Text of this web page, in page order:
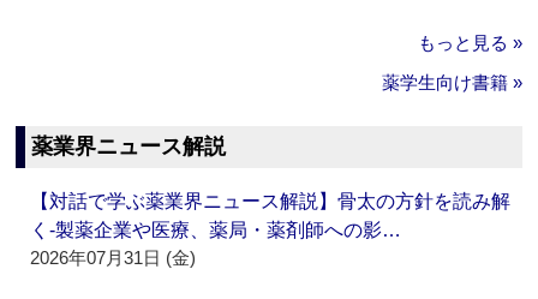
もっと見る »
薬学生向け書籍 »
薬業界ニュース解説
【対話で学ぶ薬業界ニュース解説】骨太の方針を読み解
く‐製薬企業や医療、薬局・薬剤師への影…
2026年07月31日 (金)